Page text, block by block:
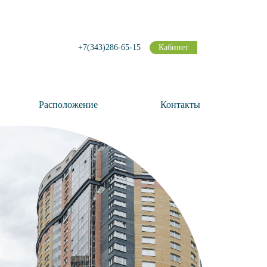
+7(343)286-65-15 Кабинет
Расположение Контакты